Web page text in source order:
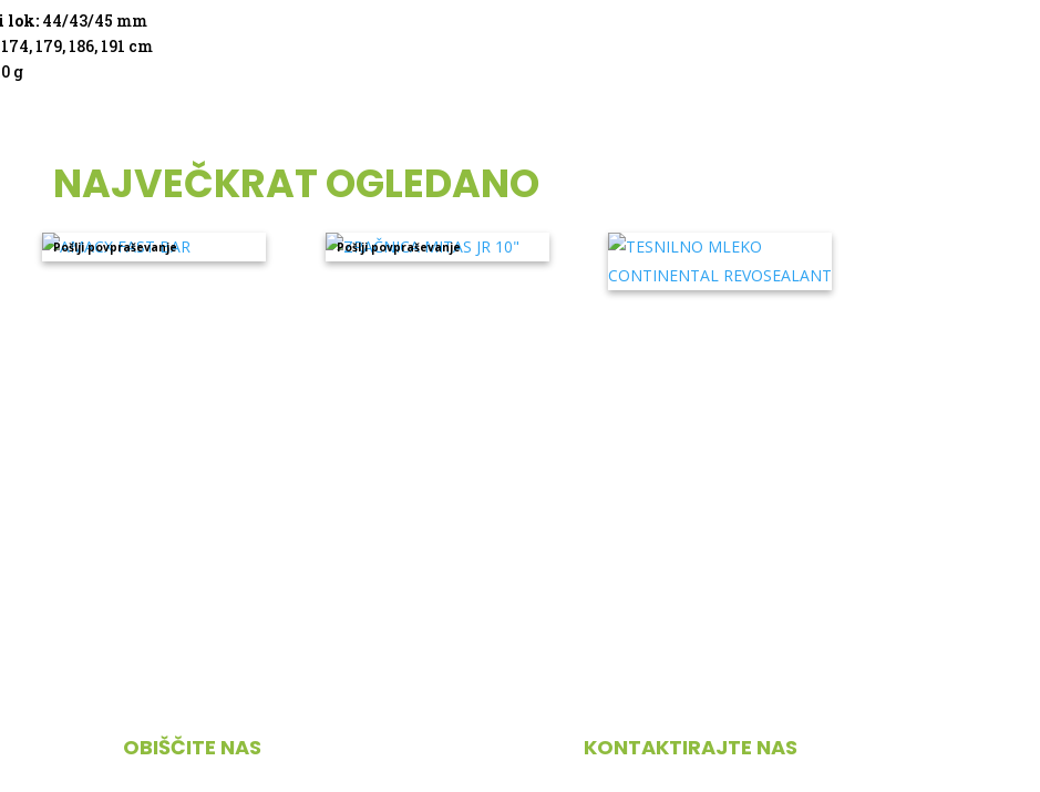
lok: 44/43/45 mm
174, 179, 186, 191 cm
g
NAJVEČKRAT OGLEDANO
Pošlji povpraševanje Pošlji povpraševanje
OBIŠČITE NAS KONTAKTIRAJTE NAS